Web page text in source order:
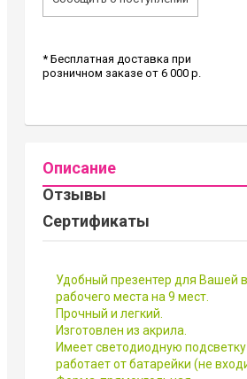
* Бесплатная доставка при
розничном заказе от 6 000 р.
Описание
Отзывы
Сертификаты
Удобный презентер для Вашей
рабочего места на 9 мест.
Прочный и легкий.
Изготовлен из акрила.
Имеет светодиодную подсветку
работает от батарейки (не